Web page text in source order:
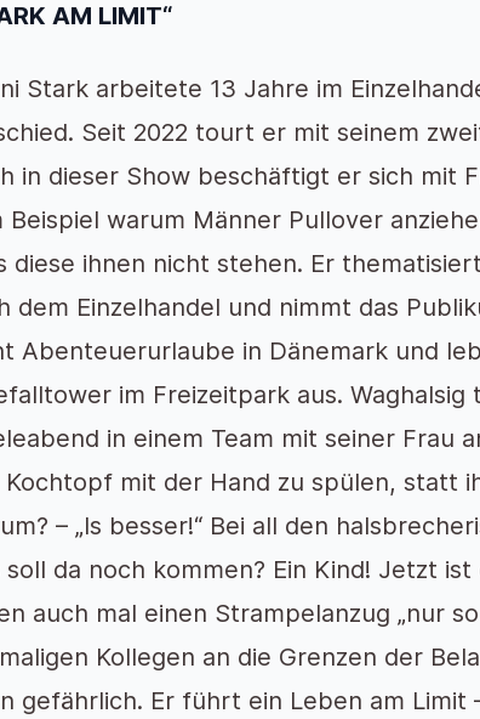
AM LIMIT“
Stark arbeitete 13 Jahre im
Seit 2022 tourt er mit seinem
in dieser Show beschäftigt er sich mit
Beispiel warum Männer Pullover
diese ihnen nicht stehen. Er
dem Einzelhandel und nimmt das
Abenteuerurlaube in Dänemark und
im Freizeitpark aus.
in einem Team mit seiner Frau
Kochtopf mit der Hand zu spülen, statt
– „Is besser!“ Bei all den
soll da noch kommen? Ein Kind! Jetzt
auch mal einen Strampelanzug „nur
Kollegen an die Grenzen der
gefährlich. Er führt ein Leben am Limit